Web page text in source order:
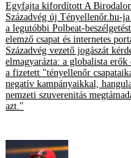
Egyfajta kifordított A
Századvég új Tényellenőr.hu-
a legutóbbi Polbeat-
elemző csapat és internetes
Századvég vezető jogászát
elmagyarázta: a globalista erők
a fizetett "tényellenőr
negatív kampányaikkal,
nemzeti szuverenitás
azt."